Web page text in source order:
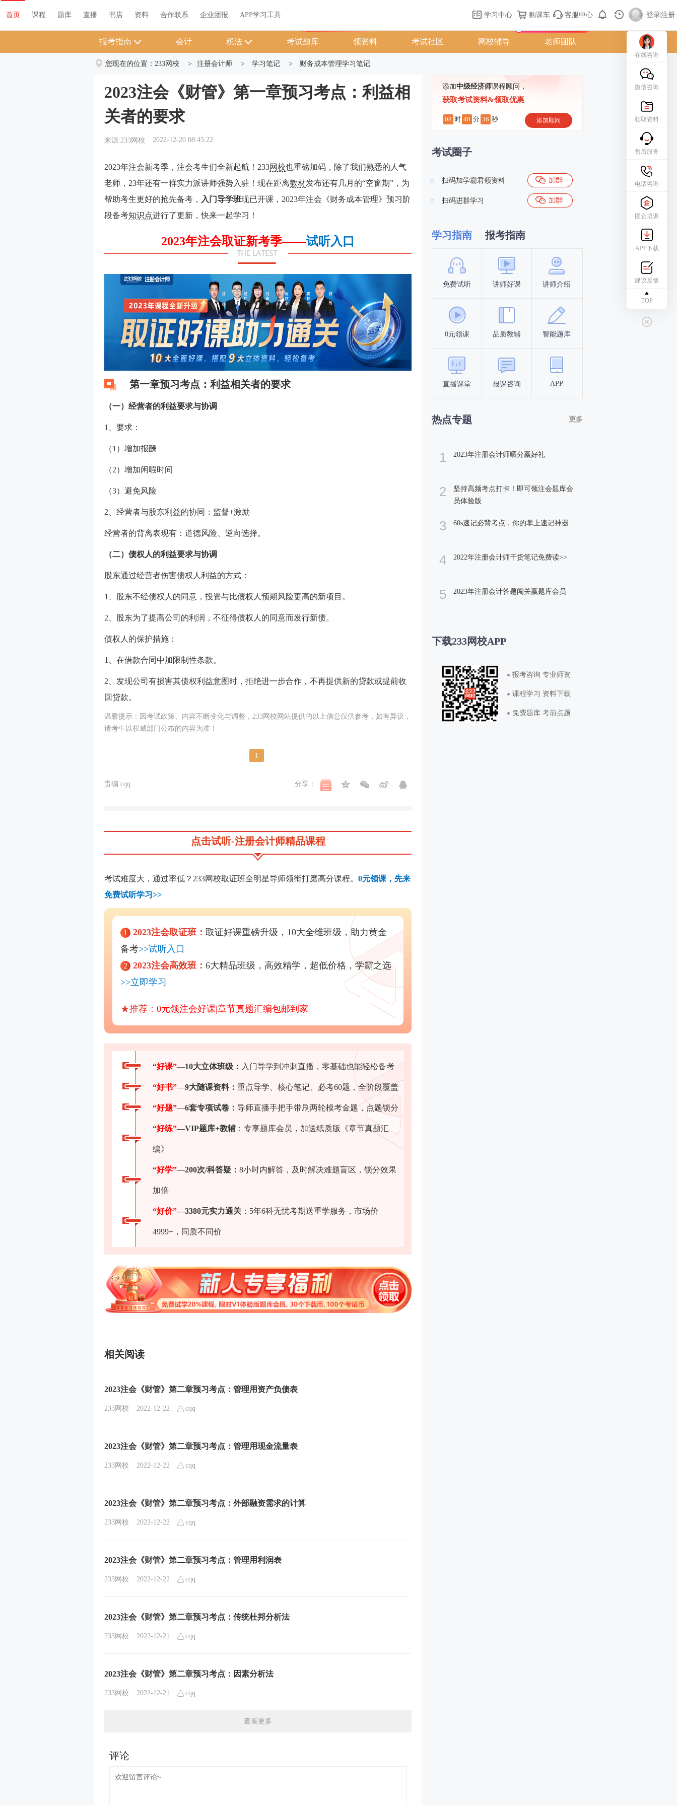
首页 课程 题库 直播 书店 资料 关于我们 帮助中心 购课车 登录/注册
首页 课程 题库 直播 书店 资料 合作联系 企业团报 APP学习工具 学习中心 购课车 客服中心 登录|注册
报考指南 会计 税法 考试题库 领资料 考试社区 网校辅导 老师团队
您现在的位置： 233网校 > 注册会计师 > 学习笔记 > 财务成本管理学习笔记
2023注会《财管》第一章预习考点：利益相
关者的要求
来源:233网校 2022-12-20 08:45:22
2023年注会新考季，注会考生们全新起航！233网校也重磅加码，除了我们熟悉的人气
老师，23年还有一群实力派讲师强势入驻！现在距离教材发布还有几月的“空窗期”，为
帮助考生更好的抢先备考， 入门导学班现已开课，2023年注会 《财务成本管理》 预习阶
段备考知识点进行了更新，快来一起学习！
2023年注会取证新考季——试听入口
第一章预习考点：利益相关者的要求
（一）经营者的利益要求与协调
1、要求：
（1）增加报酬
（2）增加闲暇时间
（3）避免风险
2、经营者与股东利益的协同：监督+激励
经营者的背离表现有：道德风险、逆向选择。
（二）债权人的利益要求与协调
股东通过经营者伤害债权人利益的方式：
1、股东不经债权人的同意，投资与比债权人预期风险更高的新项目。
2、股东为了提高公司的利润，不征得债权人的同意而发行新债。
债权人的保护措施：
1、在借款合同中加限制性条款。
2、发现公司有损害其债权利益意图时，拒绝进一步合作，不再提供新的贷款或提前收
回贷款。
温馨提示：因考试政策、内容不断变化与调整，233网校网站提供的以上信息仅供参考，如有异议，
请考生以权威部门公布的内容为准！
1
责编:cqq 分享：
点击试听-注册会计师精品课程
考试难度大，通过率低？233网校取证班全明星导师领衔打磨高分课程。 0元领课，先来
免费试听学习>>
1 2023注会取证班： 取证好课重磅升级，10大全维班级，助力黄金
备考>>试听入口
2 2023注会高效班： 6大精品班级，高效精学，超低价格，学霸之选
>>立即学习
★推荐： 0元领注会好课|章节真题汇编包邮到家
“好课”—10大立体班级： 入门导学到冲刺直播，零基础也能轻松备考
“好书”—9大随课资料： 重点导学、核心笔记、必考60题，全阶段覆盖
“好题”—6套专项试卷 ： 导师直播手把手带刷两轮模考金题，点题锁分
“好练”—VIP题库+教辅 ：专享题库会员，加送纸质版《章节真题汇
编》
“好学”—200次/科答疑 ： 8小时内解答，及时解决难题盲区，锁分效果
加倍
“好价”—3380元实力通关 ：5年6科无忧考期送重学服务，市场价
4999+，同质不同价
相关阅读
2023注会《财管》第二章预习考点：管理用资产负债表
233网校 2022-12-22 cqq
2023注会《财管》第二章预习考点：管理用现金流量表
233网校 2022-12-22 cqq
2023注会《财管》第二章预习考点：外部融资需求的计算
233网校 2022-12-22 cqq
2023注会《财管》第二章预习考点：管理用利润表
233网校 2022-12-22 cqq
2023注会《财管》第二章预习考点：传统杜邦分析法
233网校 2022-12-21 cqq
2023注会《财管》第二章预习考点：因素分析法
233网校 2022-12-21 cqq
查看更多
添加中级经济师课程顾问，
获取考试资料&领取优惠
08 时 48 分 35 秒 添加顾问
考试圈子
扫码加学霸君领资料
扫码进群学习
学习指南 报考指南
免费试听 讲师好课 讲师介绍
0元领课 品质教辅 智能题库
直播课堂 报课咨询 APP
报名时间
热点专题 更多
1 2023年注册会计师晒分赢好礼
2
坚持高频考点打卡！即可领注会题库会
员体验版
3 60s速记必背考点，你的掌上速记神器
4 2022年注册会计师干货笔记免费读>>
5 2023年注册会计答题闯关赢题库会员
下载233网校APP
报考咨询 专业师资
课程学习 资料下载
免费题库 考前点题
在线咨询
微信咨询
领取资料
售后服务
电话咨询
团企培训
APP下载
建议反馈
TOP